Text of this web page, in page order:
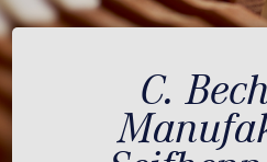
C.